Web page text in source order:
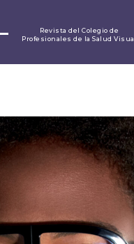
Revista del Colegio de
Profesionales de la Salud Visual